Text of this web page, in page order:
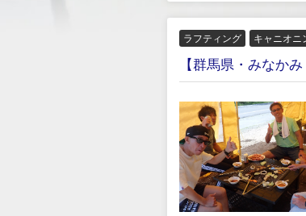
ラフティング キャニオニ
【群馬県・みなか